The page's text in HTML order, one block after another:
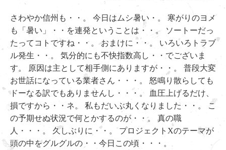
さわやか信州も・・。 今日はムシ暑い・。 寒がりのヨメ
も「暑い」・・を連発ということは・・。 ソートーだっ
たってコトですね・・。 おまけに・・。 いろいろトラブ
ル発生・・。 気分的にも不快指数高し・・でございま
す。 原因は主として相手側にありますが・・。 普段大変
お世話になっている業者さん・・・。 怒鳴り散らしても
ドーなる訳でもありませんし・・・。 血圧上げるだけ、
損ですから・・ネ。 私もだいぶ丸くなりました・・。 こ
の予期せぬ状況で何とかするのが・・。 真の職
人・・・。 久しぶりに・・。 プロジェクトXのテーマが
頭の中をグルグルの・・今日この頃・・・。